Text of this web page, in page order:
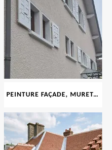
PEINTURE FAÇADE, MURET, TOITURE, BOISERIE, FERRONERIE, GOUTTIÈRE 69